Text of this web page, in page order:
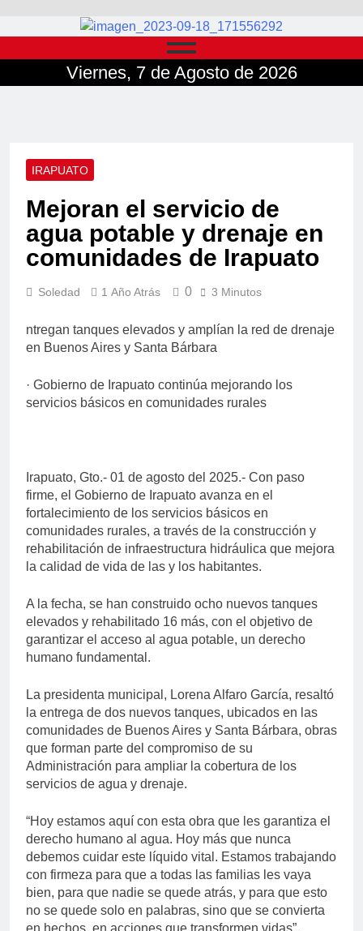
Viernes, 7 de Agosto de 2026
IRAPUATO
Mejoran el servicio de
agua potable y drenaje en
comunidades de Irapuato
Soledad 1 Año Atrás 0 3 Minutos
ntregan tanques elevados y amplían la red de drenaje
en Buenos Aires y Santa Bárbara
· Gobierno de Irapuato continúa mejorando los
servicios básicos en comunidades rurales
Irapuato, Gto.- 01 de agosto del 2025.- Con paso
firme, el Gobierno de Irapuato avanza en el
fortalecimiento de los servicios básicos en
comunidades rurales, a través de la construcción y
rehabilitación de infraestructura hidráulica que mejora
la calidad de vida de las y los habitantes.
A la fecha, se han construido ocho nuevos tanques
elevados y rehabilitado 16 más, con el objetivo de
garantizar el acceso al agua potable, un derecho
humano fundamental.
La presidenta municipal, Lorena Alfaro García, resaltó
la entrega de dos nuevos tanques, ubicados en las
comunidades de Buenos Aires y Santa Bárbara, obras
que forman parte del compromiso de su
Administración para ampliar la cobertura de los
servicios de agua y drenaje.
“Hoy estamos aquí con esta obra que les garantiza el
derecho humano al agua. Hoy más que nunca
debemos cuidar este líquido vital. Estamos trabajando
con firmeza para que a todas las familias les vaya
bien, para que nadie se quede atrás, y para que esto
no se quede solo en palabras, sino que se convierta
en hechos, en acciones que transformen vidas”,